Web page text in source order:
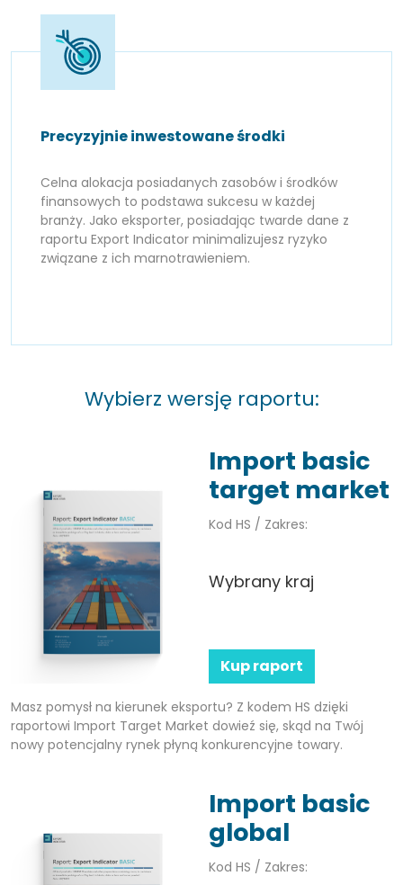
Precyzyjnie inwestowane środki
Celna alokacja posiadanych zasobów i środków
finansowych to podstawa sukcesu w każdej
branży. Jako eksporter, posiadając twarde dane z
raportu Export Indicator minimalizujesz ryzyko
związane z ich marnotrawieniem.
Wybierz wersję raportu:
Import basic
target market
Kod HS / Zakres:
Wybrany kraj
Kup raport
Masz pomysł na kierunek eksportu? Z kodem HS dzięki
raportowi Import Target Market dowieź się, skąd na Twój
nowy potencjalny rynek płyną konkurencyjne towary.
Import basic
global
Kod HS / Zakres: